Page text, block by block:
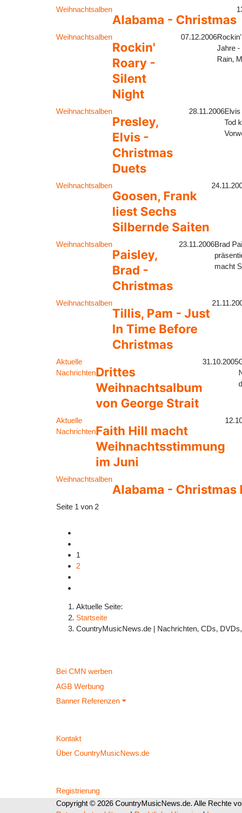
Weihnachtsalben
Alabama - Christmas
Weihnachtsalben
Rockin'
Roary -
Silent
Night
07.12.2006
Jahre -
Rain,
Weihnachtsalben
Presley,
Elvis -
Christmas
Duets
28.11.2006
Tod
Weihnachtsalben
Goosen, Frank
liest Sechs
Silbernde Saiten
Weihnachtsalben
Paisley,
Brad -
Christmas
23.11.2006Brad
macht
Weihnachtsalben
Tillis, Pam - Just
In Time Before
Christmas
Aktuelle
NachrichtenDrittes
Weihnachtsalbum
von George Strait
31.10.2005
Aktuelle
NachrichtenFaith Hill macht
Weihnachtsstimmung
im Juni
Weihnachtsalben
Alabama - Christmas
Seite 1 von 2
1
2
Aktuelle Seite:
Startseite
CountryMusicNews.de | Nachrichten, CDs,
Bei CMN werben
AGB Werbung
Banner Referenzen
Kontakt
Über CountryMusicNews.de
Registrierung
Copyright © 2026 CountryMusicNews.de. Alle Rechte